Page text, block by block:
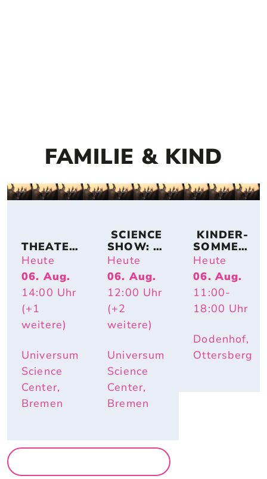
FAMILIE & KIND
THEATER
KOLLEKT
IV
KA2OH –
DU. WIR.
UND ICH.
Heute
06. Aug.
14:00 Uhr
(+1
weitere)
Universum
Science
Center,
Bremen
SCIENCE
SHOW:
TIERISCH
HEISS – W
ARUM R
OTE W
ANGEN U
ND E
LEFANTE
IM S
OMMER N
ÜTZLICH
SIND
Heute
06. Aug.
12:00 Uhr
(+2
weitere)
Universum
Science
Center,
Bremen
KINDER-
SOMMER-
ACTION
Heute
06. Aug.
11:00-
18:00 Uhr
Dodenhof,
Ottersberg